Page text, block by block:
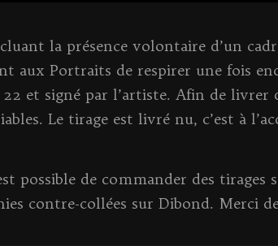
o
k
er
la présence volontaire d’un
aux Portraits de respirer une fois
et signé par l’artiste. Afin de livrer
Le tirage est livré nu, c’est à
possible de commander des tirages
contre-collées sur Dibond. Merci